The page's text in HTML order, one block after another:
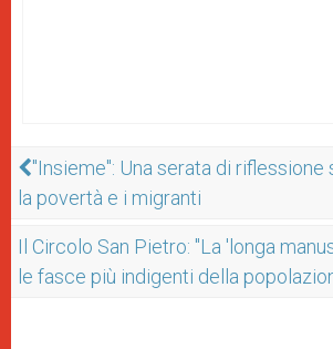
"Insieme": Una serata di riflessione
la povertà e i migranti
Il Circolo San Pietro: "La 'longa
le fasce più indigenti della